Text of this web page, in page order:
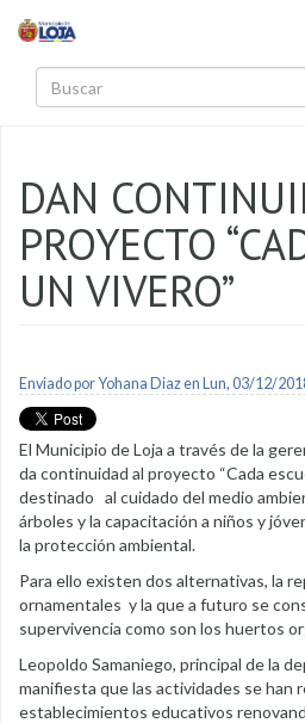
DAN
PROYECTO
UN VIVERO”
Enviado porYohana Diazen Lun, 03/12/
El Municipio de Loja a través de la
da continuidad al proyecto “Cada
destinado al cuidado del medio
árboles y la capacitación a niños y
la protección ambiental.
Para ello existen dos alternativas, la
ornamentales y la que a futuro se
supervivencia como son los huertos
Leopoldo Samaniego, principal de la
manifiesta que las actividades se han
establecimientos educativos